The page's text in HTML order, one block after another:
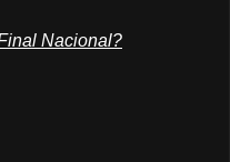
Nacional?